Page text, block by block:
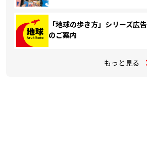
「地球の歩き方」シリーズ広告
のご案内
もっと見る